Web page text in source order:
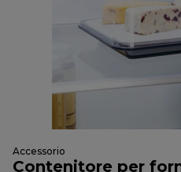
Accessorio
Contenitore per